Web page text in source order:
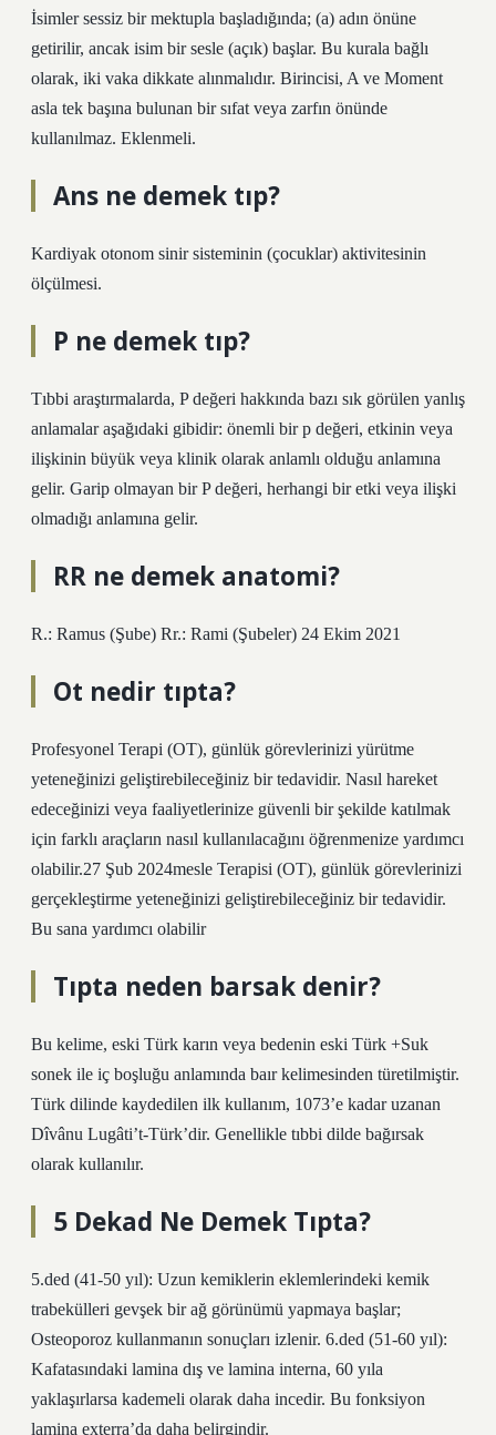
İsimler sessiz bir mektupla başladığında; (a) adın önüne
getirilir, ancak isim bir sesle (açık) başlar. Bu kurala bağlı
olarak, iki vaka dikkate alınmalıdır. Birincisi, A ve Moment
asla tek başına bulunan bir sıfat veya zarfın önünde
kullanılmaz. Eklenmeli.
Ans ne demek tıp?
Kardiyak otonom sinir sisteminin (çocuklar) aktivitesinin
ölçülmesi.
P ne demek tıp?
Tıbbi araştırmalarda, P değeri hakkında bazı sık görülen yanlış
anlamalar aşağıdaki gibidir: önemli bir p değeri, etkinin veya
ilişkinin büyük veya klinik olarak anlamlı olduğu anlamına
gelir. Garip olmayan bir P değeri, herhangi bir etki veya ilişki
olmadığı anlamına gelir.
RR ne demek anatomi?
R.: Ramus (Şube) Rr.: Rami (Şubeler) 24 Ekim 2021
Ot nedir tıpta?
Profesyonel Terapi (OT), günlük görevlerinizi yürütme
yeteneğinizi geliştirebileceğiniz bir tedavidir. Nasıl hareket
edeceğinizi veya faaliyetlerinize güvenli bir şekilde katılmak
için farklı araçların nasıl kullanılacağını öğrenmenize yardımcı
olabilir.27 Şub 2024mesle Terapisi (OT), günlük görevlerinizi
gerçekleştirme yeteneğinizi geliştirebileceğiniz bir tedavidir.
Bu sana yardımcı olabilir
Tıpta neden barsak denir?
Bu kelime, eski Türk karın veya bedenin eski Türk +Suk
sonek ile iç boşluğu anlamında baır kelimesinden türetilmiştir.
Türk dilinde kaydedilen ilk kullanım, 1073’e kadar uzanan
Dîvânu Lugâti’t-Türk’dir. Genellikle tıbbi dilde bağırsak
olarak kullanılır.
5 Dekad Ne Demek Tıpta?
5.ded (41-50 yıl): Uzun kemiklerin eklemlerindeki kemik
trabekülleri gevşek bir ağ görünümü yapmaya başlar;
Osteoporoz kullanmanın sonuçları izlenir. 6.ded (51-60 yıl):
Kafatasındaki lamina dış ve lamina interna, 60 yıla
yaklaşırlarsa kademeli olarak daha incedir. Bu fonksiyon
lamina exterra’da daha belirgindir.